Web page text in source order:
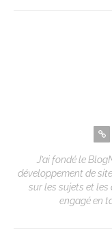
J’ai fondé le
développement de
sur les sujets et
engagé en